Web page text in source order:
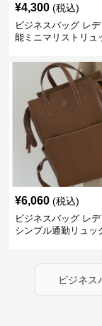
¥4,300 (税込)
ビジネスバッグ レ
能ミニマリストリュ
¥6,060 (税込)
ビジネスバッグ レ
シンプル通勤リュッ
ビジネス